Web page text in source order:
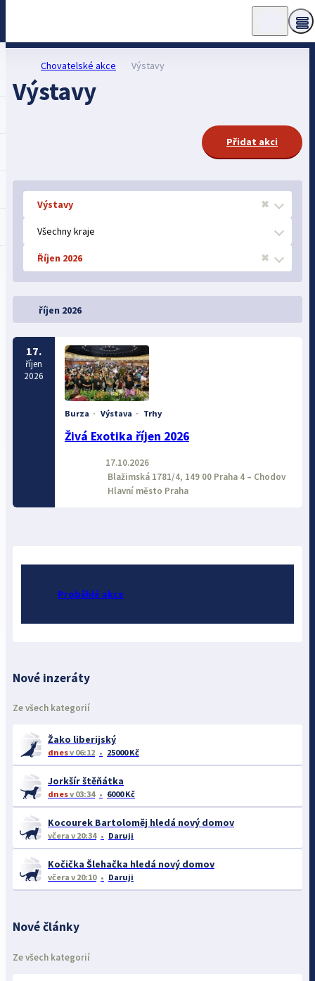
Chovatelské akce Výstavy
Výstavy
Přidat akci
Výstavy ✖
Všechny kraje
Říjen 2026 ✖
říjen 2026
17.
říjen
2026
Burza · Výstava · Trhy
Živá Exotika říjen 2026
17.10.2026
Blažimská 1781/4, 149 00 Praha 4 – Chodov
Hlavní město Praha
Proběhlé akce
Nové inzeráty
Ze všech kategorií
Žako liberijský
dnesv 06:12 25000 Kč
Jorkšír štěňátka
dnesv 03:34 6000 Kč
Kocourek Bartoloměj hledá nový domov
včera v 20:34 Daruji
Kočička Šlehačka hledá nový domov
včera v 20:10 Daruji
Nové články
Ze všech kategorií